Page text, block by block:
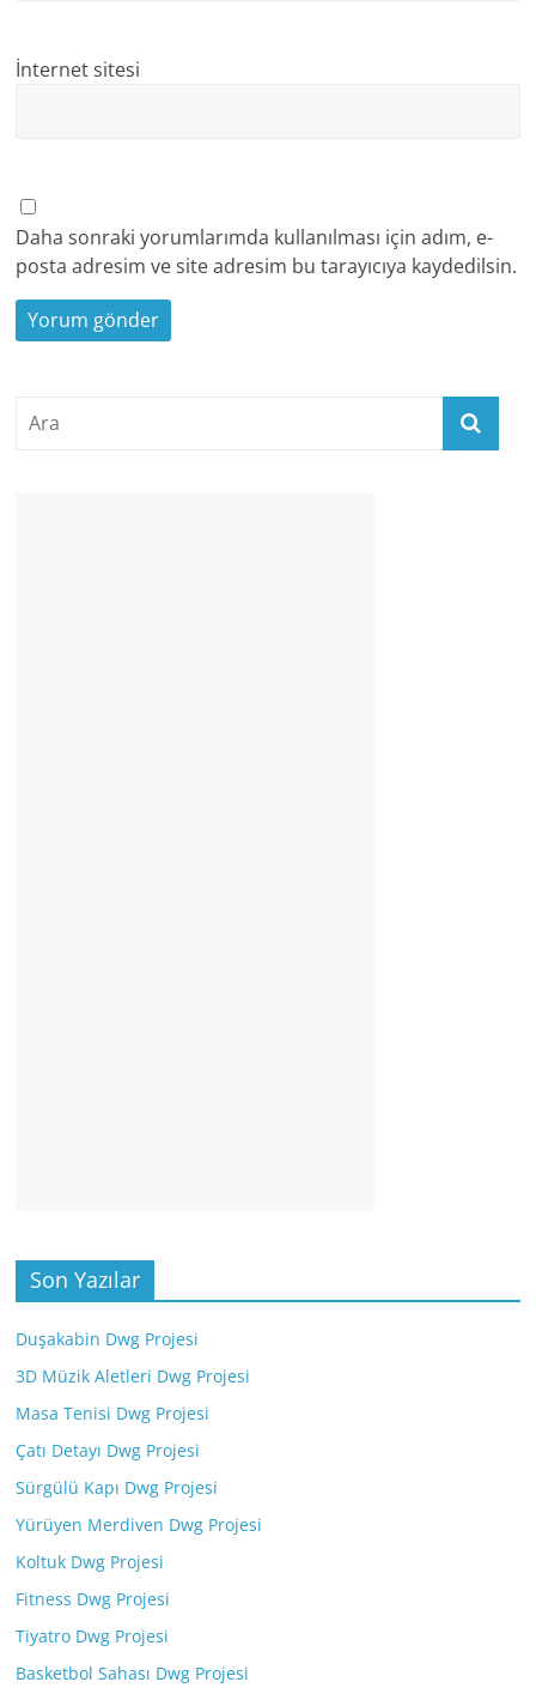
İnternet sitesi
Daha sonraki yorumlarımda kullanılması için adım, e-
posta adresim ve site adresim bu tarayıcıya kaydedilsin.
Son Yazılar
Duşakabin Dwg Projesi
3D Müzik Aletleri Dwg Projesi
Masa Tenisi Dwg Projesi
Çatı Detayı Dwg Projesi
Sürgülü Kapı Dwg Projesi
Yürüyen Merdiven Dwg Projesi
Koltuk Dwg Projesi
Fitness Dwg Projesi
Tiyatro Dwg Projesi
Basketbol Sahası Dwg Projesi